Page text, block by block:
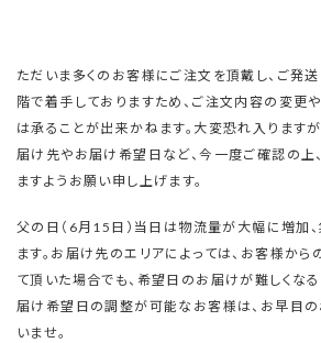
ただいま多くのお客様にご注文を頂戴し、ご発
階で着手しておりますため、ご注文内容の変更
は承ることが出来かねます。大変恐れ入ります
届け先やお届け希望日など、今一度ご確認の上
ますようお願い申し上げます。
父の日（6月15日）当日は物流量が大幅に増加
ます。お届け先のエリアによっては、お客様か
て頂いた場合でも、希望日のお届けが難しくな
届け希望日の調整が可能なお客様は、お早目の
いませ。